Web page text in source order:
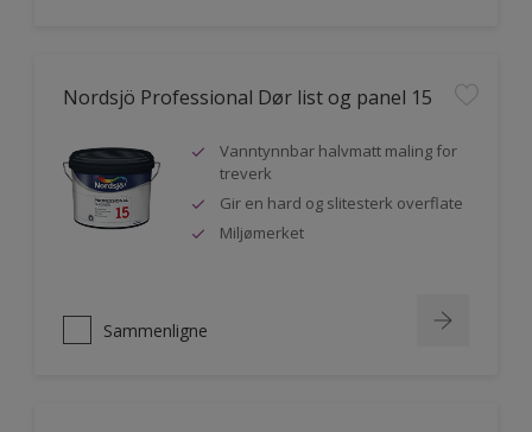
Nordsjö Professional Dør list og panel 15
Vanntynnbar halvmatt maling for
treverk
Gir en hard og slitesterk overflate
Miljømerket
Sammenligne